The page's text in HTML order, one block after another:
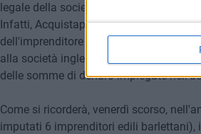
legale della società londinese dovrà
Infatti, Acquistapace compiva
dell'imprenditore barlettano con un
alla società inglese da lui costituita,
delle somme di denaro impiegate
Come si ricorderà, venerdì scorso,
imputati 6 imprenditori edili barlettani),